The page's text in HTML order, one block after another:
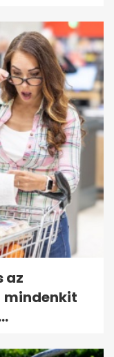
az
mindenkit